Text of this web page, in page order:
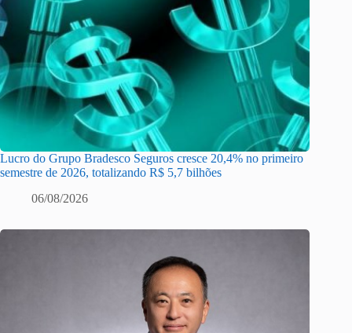
Lucro do Grupo Bradesco Seguros cresce 20,4% no primeiro
semestre de 2026, totalizando R$ 5,7 bilhões
06/08/2026